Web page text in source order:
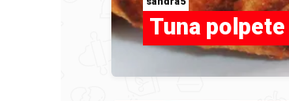
Tuna polpete